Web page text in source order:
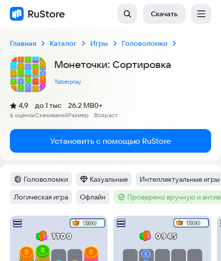
Скачать
Главная Каталог Игры Головоломки
Монеточки: Сортировка
Taberplay
Рейтинг:
4,9
(
6 оценок
)
Скачиваний
до 1 тыс
Размер
26.2 MB
Возраст
0+
Установить с помощью RuStore
Категория:
Головоломки Категория:
Казуальные Тег:
Интеллектуальные игры
Тег :
Логическая игра Тег:
Офлайн Тег :Проверено вручную и
Скриншоты